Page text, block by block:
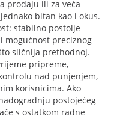
prodaju ili za veća
bitan kao i okus.
stabilno postolje
mogućnost preciznog
sličnija prethodnoj.
pripreme,
nad punjenjem,
korisnicima. Ako
postojećeg
s ostatkom radne